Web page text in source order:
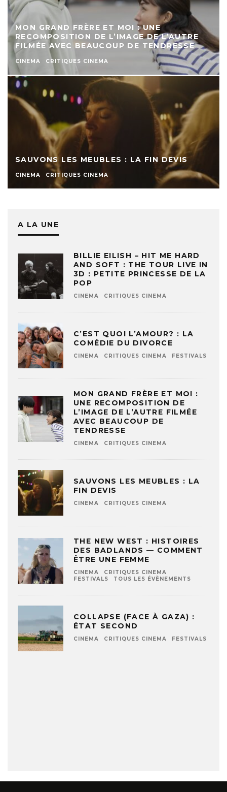
MON GRAND FRÈRE ET MOI : UNE
RECOMPOSITION DE L’IMAGE DE L’AUTRE
FILMÉE AVEC BEAUCOUP DE TENDRESSE
CINEMA CRITIQUES CINEMA
SAUVONS LES MEUBLES : LA FIN DEVIS
CINEMA CRITIQUES CINEMA
A LA UNE
BILLIE EILISH – HIT ME HARD
AND SOFT : THE TOUR LIVE IN
3D : PETITE PRINCESSE DE LA
POP
CINEMA CRITIQUES CINEMA
C’EST QUOI L’AMOUR? : LA
COMÉDIE DU DIVORCE
CINEMA CRITIQUES CINEMA FESTIVALS
MON GRAND FRÈRE ET MOI :
UNE RECOMPOSITION DE
L’IMAGE DE L’AUTRE FILMÉE
AVEC BEAUCOUP DE
TENDRESSE
CINEMA CRITIQUES CINEMA
SAUVONS LES MEUBLES : LA
FIN DEVIS
CINEMA CRITIQUES CINEMA
THE NEW WEST : HISTOIRES
DES BADLANDS — COMMENT
ÊTRE UNE FEMME
CINEMA
CRITIQUES CINEMA
FESTIVALS
TOUS LES ÉVÈNEMENTS
COLLAPSE (FACE À GAZA) :
ÉTAT SECOND
CINEMA CRITIQUES CINEMA FESTIVALS